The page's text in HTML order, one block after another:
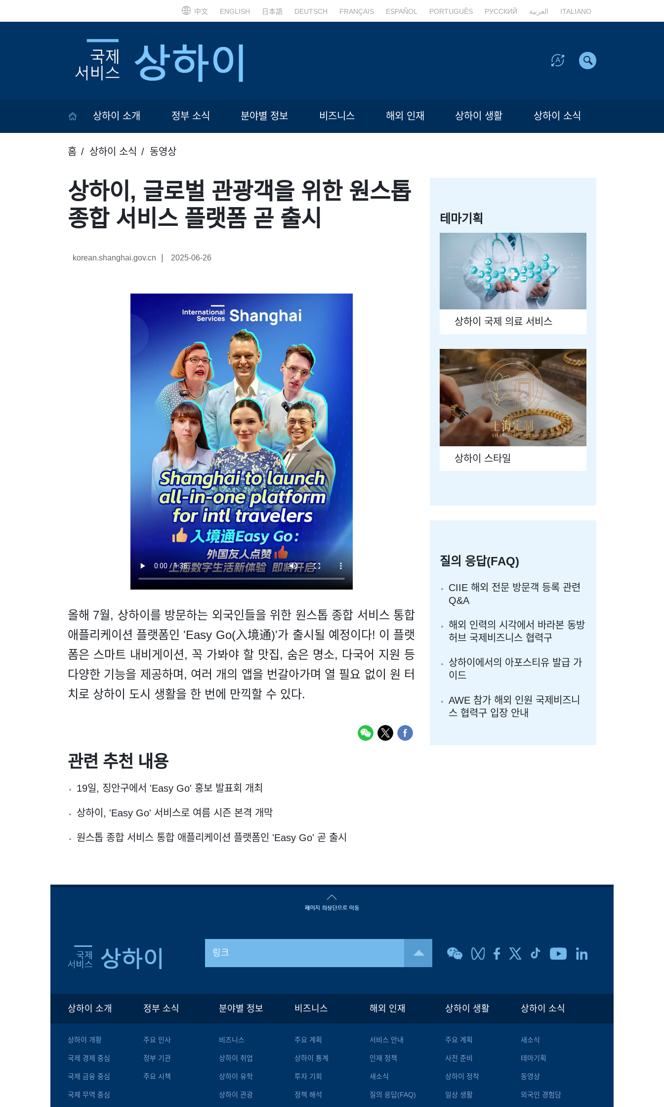
中文 ENGLISH 日本語 DEUTSCH FRANÇAIS ESPAÑOL PORTUGUÊS РУССКИЙ العربية ITALIANO
상하이 소개 정부 소식 분야별 정보 비즈니스 해외 인재 상하이 생활 상하이 소식
홈 상하이 소식 동영상
상하이, 글로벌 관광객을 위한 원스톱
종합 서비스 플랫폼 곧 출시
korean.shanghai.gov.cn | 2025-06-26
올해 7월, 상하이를 방문하는 외국인들을 위한 원스톱 종합 서비스 통합
애플리케이션 플랫폼인 'Easy Go(入境通)'가 출시될 예정이다! 이 플랫
폼은 스마트 내비게이션, 꼭 가봐야 할 맛집, 숨은 명소, 다국어 지원 등
다양한 기능을 제공하며, 여러 개의 앱을 번갈아가며 열 필요 없이 원 터
치로 상하이 도시 생활을 한 번에 만끽할 수 있다.
관련 추천 내용
19일, 징안구에서 'Easy Go' 홍보 발표회 개최
상하이, 'Easy Go' 서비스로 여름 시즌 본격 개막​
원스톱 종합 서비스 통합 애플리케이션 플랫폼인 'Easy Go' 곧 출시
테마기획
상하이 국제 의료 서비스
상하이 스타일
질의 응답(FAQ)
CIIE 해외 전문 방문객 등록 관련
Q&A
해외 인력의 시각에서 바라본 동방
허브 국제비즈니스 협력구
상하이에서의 아포스티유 발급 가
이드
AWE 참가 해외 인원 국제비즈니
스 협력구 입장 안내
링크
상하이 소개
상하이 개황
국제 경제 중심
국제 금융 중심
국제 무역 중심
정부 소식
주요 인사
정부 기관
주요 시책
분야별 정보
비즈니스
상하이 취업
상하이 유학
상하이 관광
비즈니스
주요 계획
상하이 통계
투자 기회
정책 해석
해외 인재
서비스 안내
인재 정책
새소식
질의 응답(FAQ)
상하이 생활
주요 계획
사전 준비
상하이 정착
일상 생활
상하이 소식
새소식
테마기획
동영상
외국인 경험담